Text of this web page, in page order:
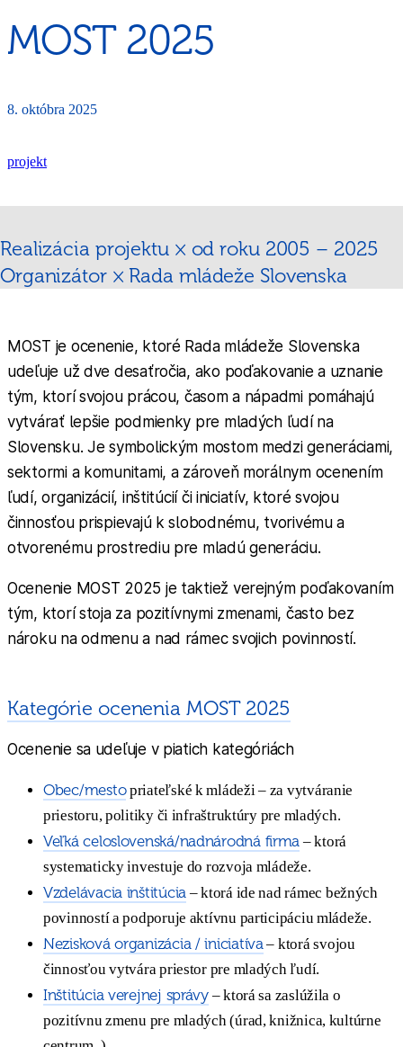
MOST 2025
8. októbra 2025
projekt
Realizácia projektu × od roku 2005 – 2025
Organizátor × Rada mládeže Slovenska
MOST je ocenenie, ktoré Rada mládeže Slovenska
udeľuje už dve desaťročia, ako poďakovanie a uznanie
tým, ktorí svojou prácou, časom a nápadmi pomáhajú
vytvárať lepšie podmienky pre mladých ľudí na
Slovensku. Je symbolickým mostom medzi generáciami,
sektormi a komunitami, a zároveň morálnym ocenením
ľudí, organizácií, inštitúcií či iniciatív, ktoré svojou
činnosťou prispievajú k slobodnému, tvorivému a
otvorenému prostrediu pre mladú generáciu.
Ocenenie MOST 2025 je taktiež verejným poďakovaním
tým, ktorí stoja za pozitívnymi zmenami, často bez
nároku na odmenu a nad rámec svojich povinností.
Kategórie ocenenia MOST 2025
Ocenenie sa udeľuje v piatich kategóriách
Obec/mestopriateľské k mládeži – za vytváranie
priestoru, politiky či infraštruktúry pre mladých.
Veľká celoslovenská/nadnárodná firma – ktorá
systematicky investuje do rozvoja mládeže.
Vzdelávacia inštitúcia – ktorá ide nad rámec bežných
povinností a podporuje aktívnu participáciu mládeže.
Nezisková organizácia / iniciatíva– ktorá svojou
činnosťou vytvára priestor pre mladých ľudí.
Inštitúcia verejnej správy– ktorá sa zaslúžila o
pozitívnu zmenu pre mladých (úrad, knižnica, kultúrne